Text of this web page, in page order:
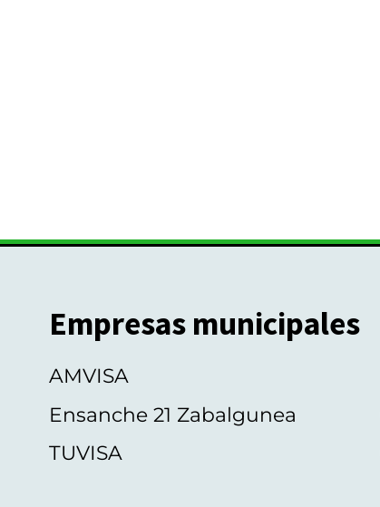
Empresas municipales
AMVISA
Ensanche 21 Zabalgunea
TUVISA